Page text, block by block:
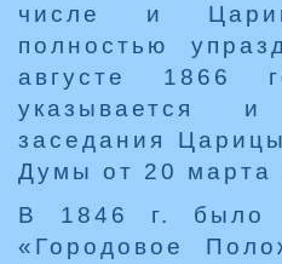
числе и
полностью
августе 1866
указывается
заседания
Думы от 20 марта
В 1846 г. было
«Городовое